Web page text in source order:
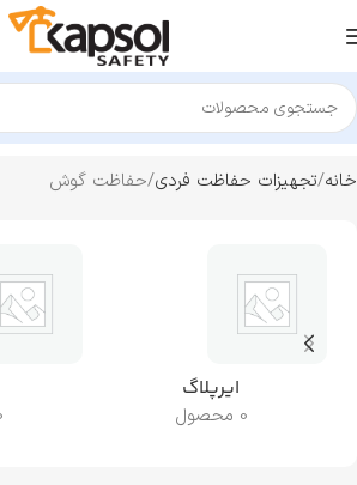
خانه تجهیزات حفاظت فردی حفاظت گوش
ایرپلاگ
0 محصول 0